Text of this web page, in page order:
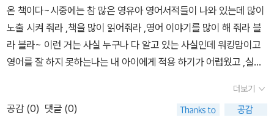
온 책이다~시중에는 참 많은 영유아 영어서적들이 나와 있는데 많이
노출 시켜 줘라 ,책을 많이 읽어줘라 ,영어 이야기를 많이 해 줘라 블
라 블라~ 이런 거는 사실 누구나 다 알고 있는 사실인데 워킹맘이고
영어를 잘 하지 못하는나는 내 아이에게 적용 하기가 어렵웠고 ,실생
짤막한 예문들이 함께 첨부돼 있다. .그런점이 매우 맘에 들엇다 이런
짧은 내용들이아이의 영어 말문을 틔워주고, (또한 저자는 언어치료
더보기
공감 (0) 댓글 (0)